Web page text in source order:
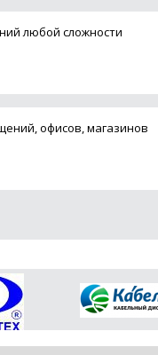
любой сложности
офисов, магазинов